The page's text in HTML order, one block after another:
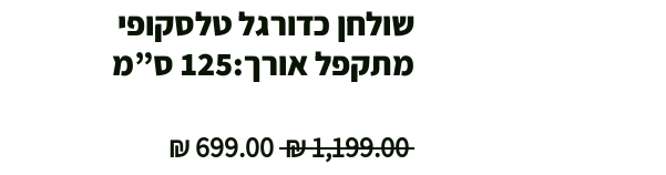
שולחן כדורגל טלסקופי
מתקפל אורך:125 ס”מ
‏1,199.00 ‏₪
מחיר